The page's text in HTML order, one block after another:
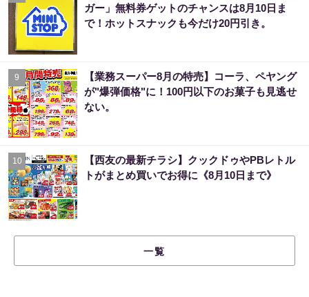
ガー」無料券ゲットのチャンスは8月10日ま
で！ホットスナックも今だけ20円引き。
9
【業務スーパー8月の特売】コーラ、ペヤング
が"爆弾価格"に！100円以下のお菓子も見逃せ
ない。
10
【西友の最新チラシ】クックドゥやPBレトル
トがまとめ買いでお得に《8月10日まで》
一覧